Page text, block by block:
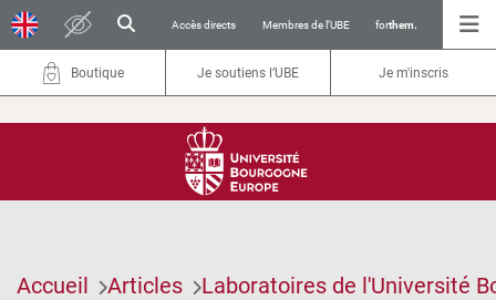
Accès directs Membres de l’UBE forthem.
Boutique Je soutiens l’UBE Je m'inscris
Accueil Articles Laboratoires de l'Université